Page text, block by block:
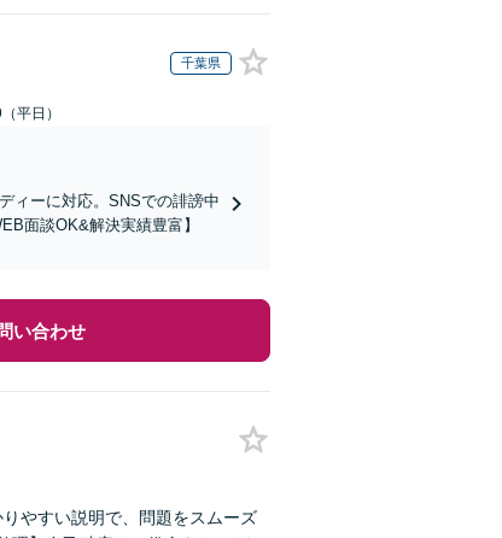
千葉県
平日）
ィーに対応。SNSでの誹謗中
面談OK&解決実績豊富】
い合わせ
やすい説明で、問題をスムーズ